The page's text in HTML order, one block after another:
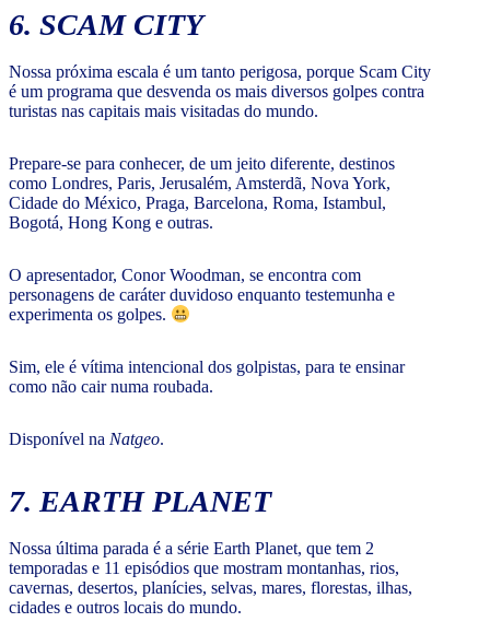
6. SCAM CITY
Nossa próxima escala é um tanto perigosa, porque Scam City
é um programa que desvenda os mais diversos golpes contra
turistas nas capitais mais visitadas do mundo.
Prepare-se para conhecer, de um jeito diferente, destinos
como Londres, Paris, Jerusalém, Amsterdã, Nova York,
Cidade do México, Praga, Barcelona, Roma, Istambul,
Bogotá, Hong Kong e outras.
O apresentador, Conor Woodman, se encontra com
personagens de caráter duvidoso enquanto testemunha e
experimenta os golpes.
Sim, ele é vítima intencional dos golpistas, para te ensinar
como não cair numa roubada.
Disponível na Natgeo.
7. EARTH PLANET
Nossa última parada é a série Earth Planet, que tem 2
temporadas e 11 episódios que mostram montanhas, rios,
cavernas, desertos, planícies, selvas, mares, florestas, ilhas,
cidades e outros locais do mundo.